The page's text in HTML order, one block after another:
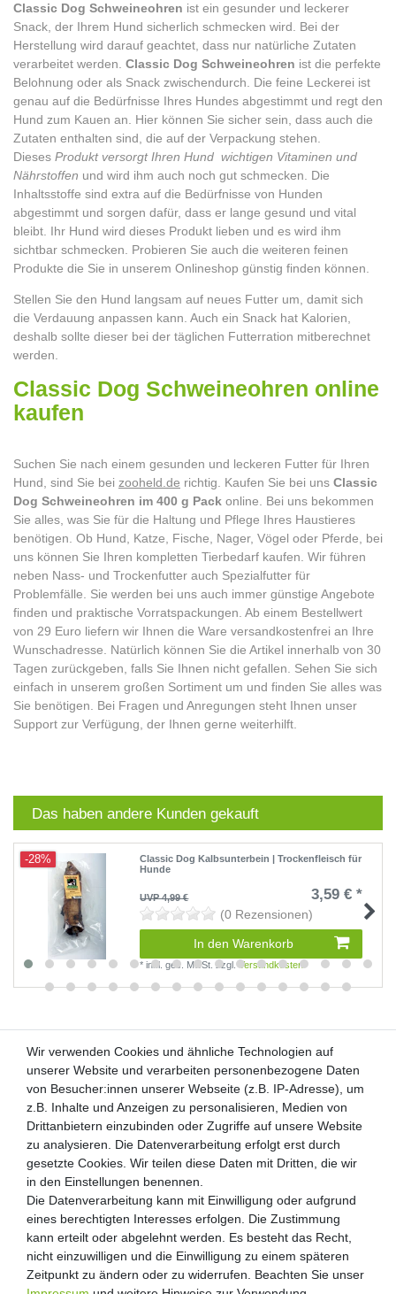
Classic Dog Schweineohren ist ein gesunder und leckerer
Snack, der Ihrem Hund sicherlich schmecken wird. Bei der
Herstellung wird darauf geachtet, dass nur natürliche Zutaten
verarbeitet werden. Classic Dog Schweineohren ist die perfekte
Belohnung oder als Snack zwischendurch. Die feine Leckerei ist
genau auf die Bedürfnisse Ihres Hundes abgestimmt und regt den
Hund zum Kauen an. Hier können Sie sicher sein, dass auch die
Zutaten enthalten sind, die auf der Verpackung stehen.
Dieses Produkt versorgt Ihren Hund wichtigen Vitaminen und
Nährstoffen und wird ihm auch noch gut schmecken. Die
Inhaltsstoffe sind extra auf die Bedürfnisse von Hunden
abgestimmt und sorgen dafür, dass er lange gesund und vital
bleibt. Ihr Hund wird dieses Produkt lieben und es wird ihm
sichtbar schmecken. Probieren Sie auch die weiteren feinen
Produkte die Sie in unserem Onlineshop günstig finden können.
Stellen Sie den Hund langsam auf neues Futter um, damit sich
die Verdauung anpassen kann. Auch ein Snack hat Kalorien,
deshalb sollte dieser bei der täglichen Futterration mitberechnet
werden.
Classic Dog Schweineohren online
kaufen
Suchen Sie nach einem gesunden und leckeren Futter für Ihren
Hund, sind Sie bei zooheld.de richtig. Kaufen Sie bei uns Classic
Dog Schweineohren im 400 g Pack online. Bei uns bekommen
Sie alles, was Sie für die Haltung und Pflege Ihres Haustieres
benötigen. Ob Hund, Katze, Fische, Nager, Vögel oder Pferde, bei
uns können Sie Ihren kompletten Tierbedarf kaufen. Wir führen
neben Nass- und Trockenfutter auch Spezialfutter für
Problemfälle. Sie werden bei uns auch immer günstige Angebote
finden und praktische Vorratspackungen. Ab einem Bestellwert
von 29 Euro liefern wir Ihnen die Ware versandkostenfrei an Ihre
Wunschadresse. Natürlich können Sie die Artikel innerhalb von 30
Tagen zurückgeben, falls Sie Ihnen nicht gefallen. Sehen Sie sich
einfach in unserem großen Sortiment um und finden Sie alles was
Sie benötigen. Bei Fragen und Anregungen steht Ihnen unser
Support zur Verfügung, der Ihnen gerne weiterhilft.
Das haben andere Kunden gekauft
-28%
Classic Dog Kalbsunterbein | Trockenfleisch für
Hunde
UVP 4,99 € 3,59 € *
(0 Rezensionen)
In den Warenkorb
*inkl. ges. MwSt. zzgl. Versandkosten
Kunden-Anfragen: info@zooheld.de
Über uns
Zahlung und Versand
Retouren
Zooheld Blog
Widerrufsrecht
Vertrag widerrufen
Geschäftsbedingungen
Wir verwenden Cookies und ähnliche Technologien auf
unserer Website und verarbeiten personenbezogene Daten
von Besucher:innen unserer Webseite (z.B. IP-Adresse), um
z.B. Inhalte und Anzeigen zu personalisieren, Medien von
Drittanbietern einzubinden oder Zugriffe auf unsere Website
zu analysieren. Die Datenverarbeitung erfolgt erst durch
gesetzte Cookies. Wir teilen diese Daten mit Dritten, die wir
in den Einstellungen benennen.
Die Datenverarbeitung kann mit Einwilligung oder aufgrund
eines berechtigten Interesses erfolgen. Die Zustimmung
kann erteilt oder abgelehnt werden. Es besteht das Recht,
nicht einzuwilligen und die Einwilligung zu einem späteren
Zeitpunkt zu ändern oder zu widerrufen. Beachten Sie unser
Wir verwenden Cookies und ähnliche Technologien auf
unserer Website und verarbeiten personenbezogene Daten
von Besucher:innen unserer Webseite (z.B. IP-Adresse), um
z.B. Inhalte und Anzeigen zu personalisieren, Medien von
Drittanbietern einzubinden oder Zugriffe auf unsere Website
zu analysieren. Die Datenverarbeitung erfolgt erst durch
gesetzte Cookies. Wir teilen diese Daten mit Dritten, die wir
in den Einstellungen benennen.
Die Datenverarbeitung kann mit Einwilligung oder aufgrund
eines berechtigten Interesses erfolgen. Die Zustimmung
kann erteilt oder abgelehnt werden. Es besteht das Recht,
nicht einzuwilligen und die Einwilligung zu einem späteren
Zeitpunkt zu ändern oder zu widerrufen. Beachten Sie unser